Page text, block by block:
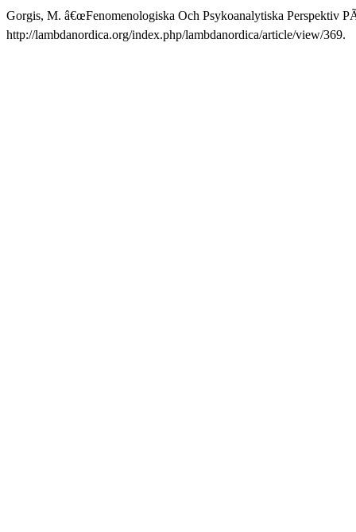
Gorgis, M. â€œFenomenologiska Och Psykoanalytiska Perspektiv
http://lambdanordica.org/index.php/lambdanordica/article/view/369.